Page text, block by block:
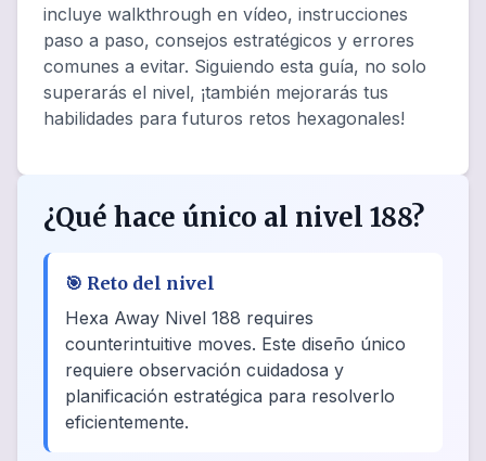
incluye walkthrough en vídeo, instrucciones
paso a paso, consejos estratégicos y errores
comunes a evitar. Siguiendo esta guía, no solo
superarás el nivel, ¡también mejorarás tus
habilidades para futuros retos hexagonales!
¿Qué hace único al nivel 188?
🎯 Reto del nivel
Hexa Away Nivel 188 requires
counterintuitive moves. Este diseño único
requiere observación cuidadosa y
planificación estratégica para resolverlo
eficientemente.